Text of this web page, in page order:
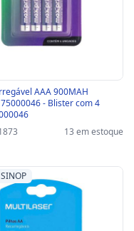
AAA 900MAH
- Blister com 4
13 em estoque